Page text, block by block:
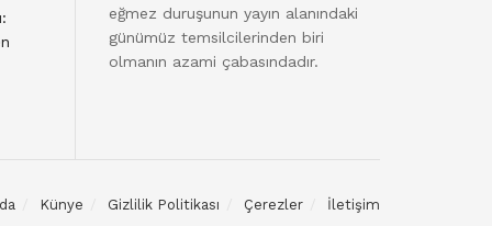
eğmez duruşunun yayın alanındaki
günümüz temsilcilerinden biri
olmanın azami çabasındadır.
Künye Gizlilik Politikası Çerezler İletişim